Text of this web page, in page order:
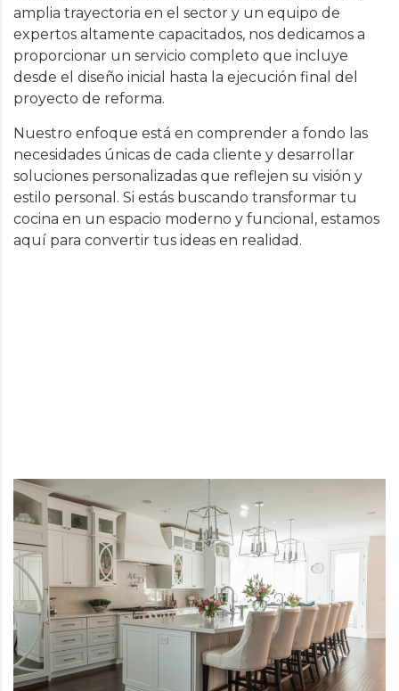
amplia trayectoria en el sector y un equipo de
expertos altamente capacitados, nos dedicamos a
proporcionar un servicio completo que incluye
desde el diseño inicial hasta la ejecución final del
proyecto de reforma.
Nuestro enfoque está en comprender a fondo las
necesidades únicas de cada cliente y desarrollar
soluciones personalizadas que reflejen su visión y
estilo personal. Si estás buscando transformar tu
cocina en un espacio moderno y funcional, estamos
aquí para convertir tus ideas en realidad.